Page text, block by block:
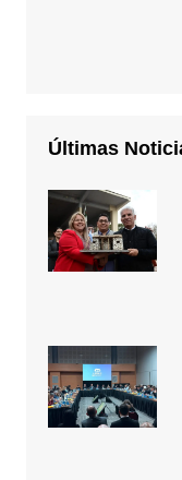
Últimas